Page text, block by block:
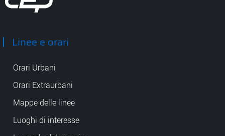
Linee e orari
Orari Urbani
Orari Extraurbani
Mappe delle linee
Luoghi di interesse